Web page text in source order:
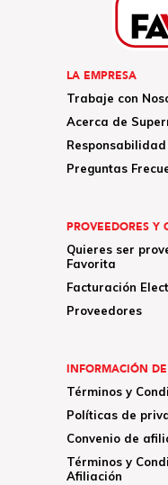
LA EMPRESA
Trabaje con
Acerca de
Preguntas
PROVEEDORES Y
Quieres ser
Favorita
Facturación
Proveedores
INFORMACIÓN
Términos y
Políticas de
Convenio de
Términos y
Afiliación